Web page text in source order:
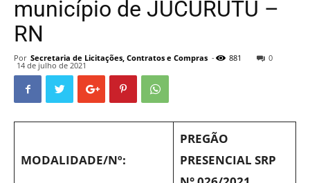
município de JUCURUTU –
RN
Por Secretaria de Licitações, Contratos e Compras -
14 de julho de 2021
881 0
MODALIDADE/Nº:
PREGÃO
PRESENCIAL SRP